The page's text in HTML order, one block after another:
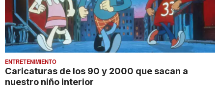
ENTRETENIMIENTO
Caricaturas de los 90 y 2000 que sacan a
nuestro niño interior